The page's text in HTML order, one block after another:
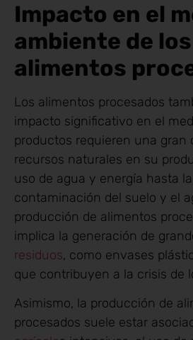
Impacto en el
ambiente de los
alimentos
Los alimentos procesados
impacto significativo en el
productos requieren una gran
recursos naturales en su
uso de agua y energía hasta
contaminación del suelo y el
producción de alimentos
implica la generación de
residuos, como envases
que contribuyen a la crisis de
Asimismo, la producción de
procesados suele estar